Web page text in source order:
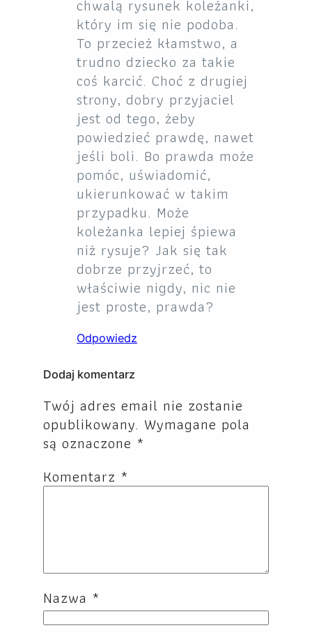
chwalą rysunek koleżanki,
który im się nie podoba.
To przecież kłamstwo, a
trudno dziecko za takie
coś karcić. Choć z drugiej
strony, dobry przyjaciel
jest od tego, żeby
powiedzieć prawdę, nawet
jeśli boli. Bo prawda może
pomóc, uświadomić,
ukierunkować w takim
przypadku. Może
koleżanka lepiej śpiewa
niż rysuje? Jak się tak
dobrze przyjrzeć, to
właściwie nigdy, nic nie
jest proste, prawda?
Odpowiedz
Dodaj komentarz
Twój adres email nie zostanie
opublikowany. Wymagane pola
są oznaczone *
Komentarz *
Nazwa *